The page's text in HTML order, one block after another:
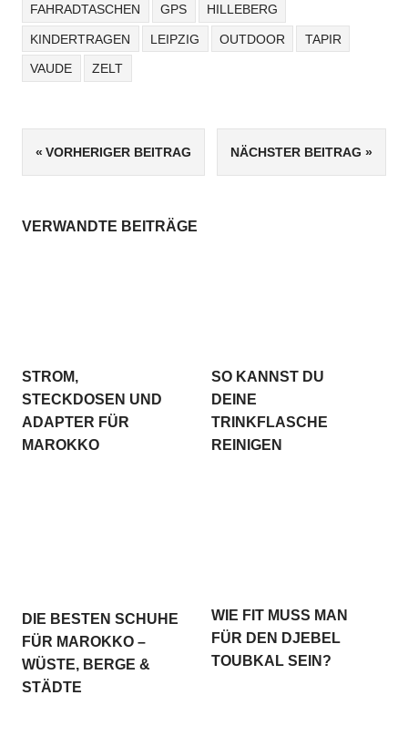
FAHRADTASCHEN GPS HILLEBERG
KINDERTRAGEN LEIPZIG OUTDOOR TAPIR
VAUDE ZELT
VORHERIGER BEITRAG NÄCHSTER BEITRAG
VERWANDTE BEITRÄGE
STROM,
STECKDOSEN UND
ADAPTER FÜR
MAROKKO
SO KANNST DU
DEINE
TRINKFLASCHE
REINIGEN
DIE BESTEN SCHUHE
FÜR MAROKKO –
WÜSTE, BERGE &
STÄDTE
WIE FIT MUSS MAN
FÜR DEN DJEBEL
TOUBKAL SEIN?